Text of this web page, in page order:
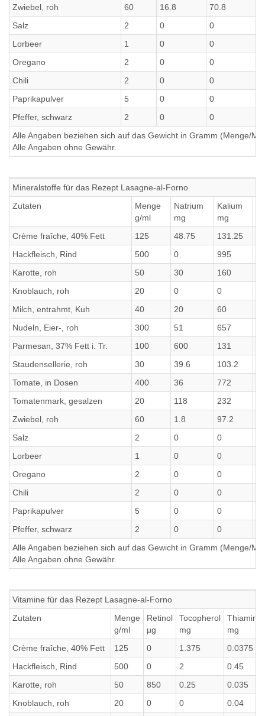
Zwiebel, roh 60 16.8 70.8
Salz
2 0 0
Lorbeer
1 0 0
Oregano
2 0 0
Chili
2 0 0
Paprikapulver
5 0 0
Pfeffer, schwarz
2 0 0
Alle Angaben beziehen sich auf das Gewicht in Gramm (Menge/
Alle Angaben ohne Gewähr.
Mineralstoffe für das Rezept Lasagne-al-Forno
Zutaten
Menge
g/ml
Natrium
mg
Kalium
mg
Crème fraîche, 40% Fett
125 48.75 131.25
Hackfleisch, Rind
500 0 995
Karotte, roh
50 30 160
Knoblauch, roh
20 0 0
Milch, entrahmt, Kuh
40 20 60
Nudeln, Eier-, roh
300 51 657
Parmesan, 37% Fett i. Tr.
100 600 131
Staudensellerie, roh
30 39.6 103.2
Tomate, in Dosen
400 36 772
Tomatenmark, gesalzen
20 118 232
Zwiebel, roh
60 1.8 97.2
Salz
2 0 0
Lorbeer
1 0 0
Oregano
2 0 0
Chili
2 0 0
Paprikapulver
5 0 0
Pfeffer, schwarz
2 0 0
Alle Angaben beziehen sich auf das Gewicht in Gramm (Menge/
Alle Angaben ohne Gewähr.
Vitamine für das Rezept Lasagne-al-Forno
Zutaten
Menge
g/ml
Retinol
µg
Tocopherol
mg
Thiamin
mg
Crème fraîche, 40% Fett
125 0 1.375
0.0375
Hackfleisch, Rind
500 0 2
0.45
Karotte, roh
50 850 0.25
0.035
Knoblauch, roh
20 0 0
0.04